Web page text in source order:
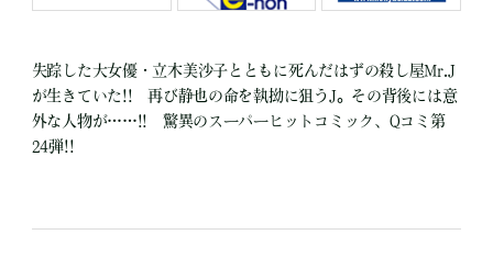
失踪した大女優・立木美沙子とともに死んだはずの殺し屋Mr.J
が生きていた!! 再び静也の命を執拗に狙うJ。その背後には意
外な人物が……!! 驚異のスーパーヒットコミック、Qコミ第
24弾!!